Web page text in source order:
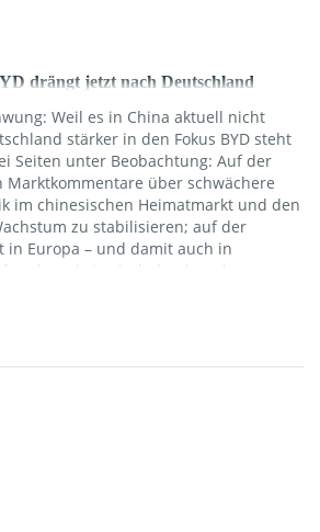
drängt jetzt nach Deutschland
Weil es in China aktuell nicht
stärker in den Fokus BYD steht
Seiten unter Beobachtung: Auf der
Marktkommentare über schwächere
im chinesischen Heimatmarkt und den
zu stabilisieren; auf der
in Europa – und damit auch in
ob dadurch mehr
geschoben werden. Das lässt
Wenn ein Hersteller in einem